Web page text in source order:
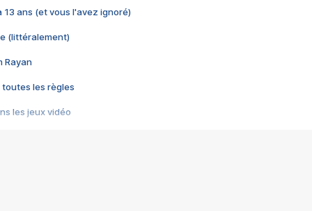
13 ans (et vous l'avez ignoré)
(littéralement)
Rayan
toutes les règles
les jeux vidéo